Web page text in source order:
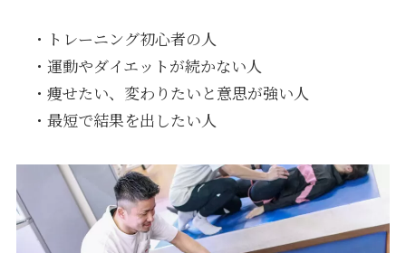
・トレーニング初心者の人
・運動やダイエットが続かない人
・痩せたい、変わりたいと意思が強い人
・最短で結果を出したい人